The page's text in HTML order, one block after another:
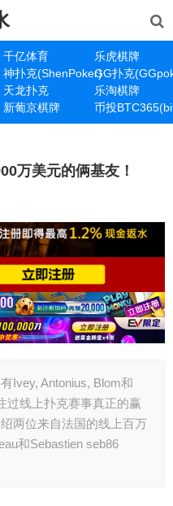
千亿体育
乐虎棋牌
神扑克(ShenPoker)GG扑克
天龙扑克
乐淘棋牌
新葡京棋牌 币投
万美元的俩基友！
Ivey, Antonius, Blom和
过线上扑克赛事真正的赢
两位来自法国的线上百万
和Sebastien seb86